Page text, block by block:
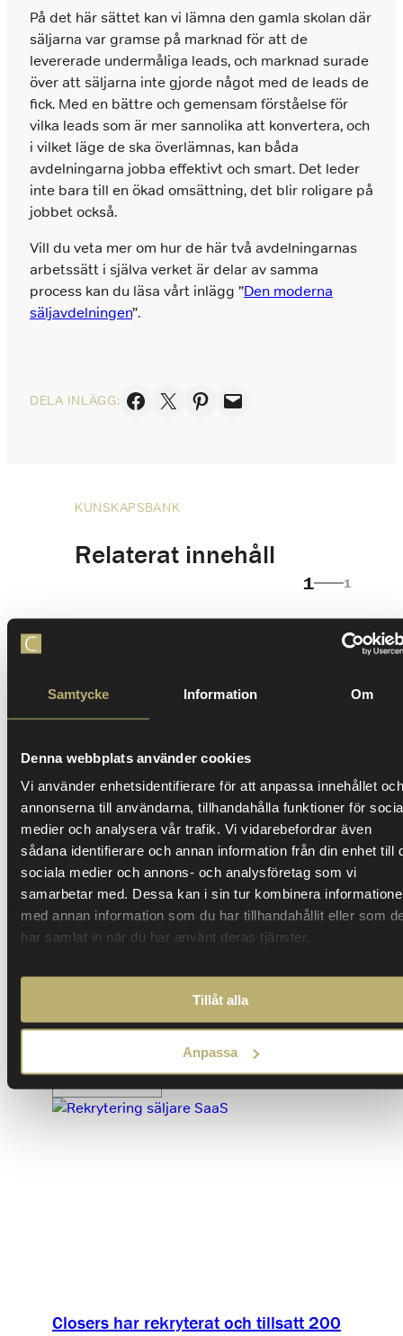
Samtycke Information Om
Denna webbplats använder cookies
Vi använder enhetsidentifierare för att anpassa innehållet och
annonserna till användarna, tillhandahålla funktioner för
medier och analysera vår trafik. Vi vidarebefordrar även
sådana identifierare och annan information från din enhet till
sociala medier och annons- och analysföretag som vi
samarbetar med. Dessa kan i sin tur kombinera
med annan information som du har tillhandahållit eller som
har samlat in när du har använt deras tjänster.
Tillåt alla
Anpassa
På det här sättet kan vi lämna den gamla skolan där
säljarna var gramse på marknad för att de
levererade undermåliga leads, och marknad surade
över att säljarna inte gjorde något med de leads de
fick. Med en bättre och gemensam förståelse för
vilka leads som är mer sannolika att konvertera, och
i vilket läge de ska överlämnas, kan båda
avdelningarna jobba effektivt och smart. Det leder
inte bara till en ökad omsättning, det blir roligare på
jobbet också.
Vill du veta mer om hur de här två avdelningarnas
arbetssätt i själva verket är delar av samma
process kan du läsa vårt inlägg ”Den moderna
säljavdelningen”.
DELA INLÄGG: Dela på Facebook
Skicka denna sida med e-postDela på Pinterest
Skicka denna sida med e-post
KUNSKAPSBANK
Relaterat innehåll
1 1
Promas slog rekord i nykundstillväxt
2025 – med egen Sales Academy
Rekord i nykundstillväxt, 15 procents ökad
anställning till första affär för säljare – är några
Interim för att bygga en egen Sales Academy
och hyra in nykundssäljare…
Läs mer
Closers har rekryterat och tillsatt 200